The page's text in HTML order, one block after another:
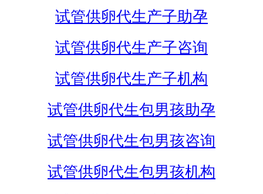
试管供卵代生产子助孕
试管供卵代生产子咨询
试管供卵代生产子机构
试管供卵代生包男孩助孕
试管供卵代生包男孩咨询
试管供卵代生包男孩机构